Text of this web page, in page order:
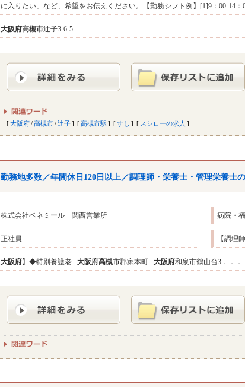
に入りたい」など、希望をお伝えください。【勤務シフト例】[1]9：00-14
大阪府高槻市辻子3-6-5
大阪府/高槻市/辻子 高槻市駅 すし スシローの求人
勤務地多数／年間休日120日以上／調理師・栄養士・管理栄養士
株式会社ベネミール 関西営業所 病院・
正社員 【調理
大阪府】◆特別養護老...大阪府高槻市郡家本町...大阪府和泉市鶴山台3．．．